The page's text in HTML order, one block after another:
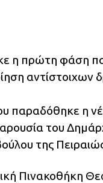
η πρώτη φάση
παραδόθηκε η
του
της
Πινακοθήκη